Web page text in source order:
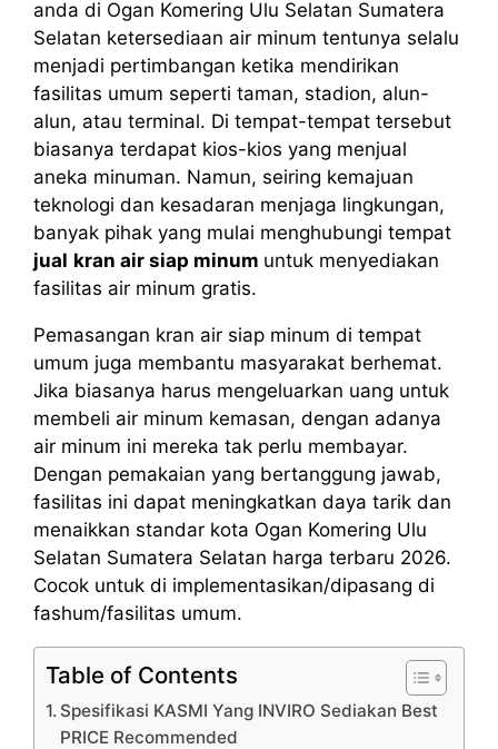
anda di Ogan Komering Ulu Selatan Sumatera
Selatan ketersediaan air minum tentunya selalu
menjadi pertimbangan ketika mendirikan
fasilitas umum seperti taman, stadion, alun-
alun, atau terminal. Di tempat-tempat tersebut
biasanya terdapat kios-kios yang menjual
aneka minuman. Namun, seiring kemajuan
teknologi dan kesadaran menjaga lingkungan,
banyak pihak yang mulai menghubungi tempat
jual kran air siap minum untuk menyediakan
fasilitas air minum gratis.
Pemasangan kran air siap minum di tempat
umum juga membantu masyarakat berhemat.
Jika biasanya harus mengeluarkan uang untuk
membeli air minum kemasan, dengan adanya
air minum ini mereka tak perlu membayar.
Dengan pemakaian yang bertanggung jawab,
fasilitas ini dapat meningkatkan daya tarik dan
menaikkan standar kota Ogan Komering Ulu
Selatan Sumatera Selatan harga terbaru 2026.
Cocok untuk di implementasikan/dipasang di
fashum/fasilitas umum.
Table of Contents
Spesifikasi KASMI Yang INVIRO Sediakan Best
PRICE Recommended